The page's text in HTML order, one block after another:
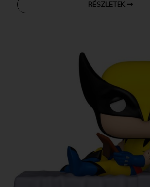
RÉSZLETEK